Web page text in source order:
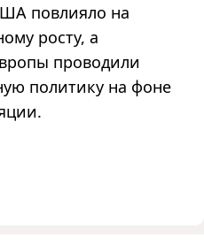
повлияло на
росту, а
проводили
политику на фоне